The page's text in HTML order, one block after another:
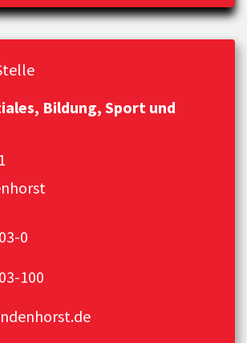
Bildung, Sport und
0
100